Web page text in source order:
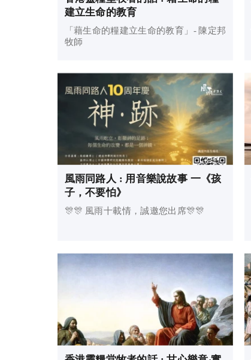
建立生命的教育
「藉生命的糧建立生命的教育」- 陳定邦
牧師
風雨同路人 : 用音樂說故事 一《孩
子，不要怕》
🎊🎊 風雨十載情，誠邀您出席🎊🎊